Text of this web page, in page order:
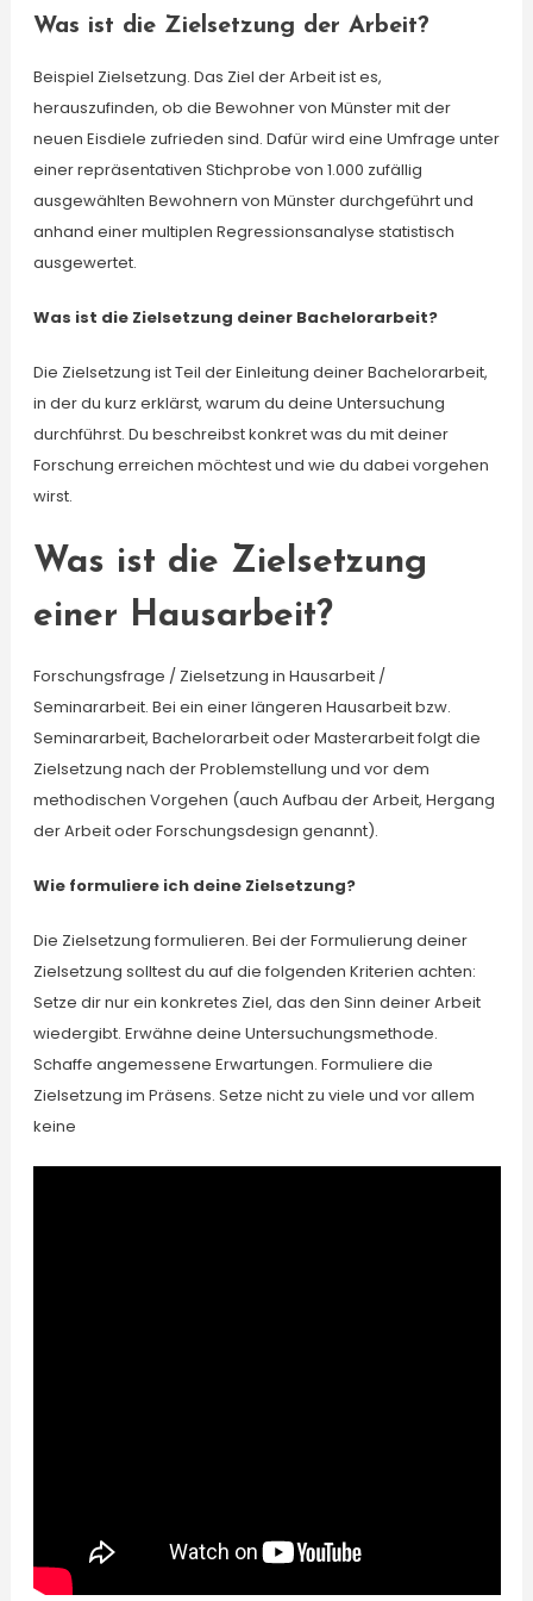
Was ist die Zielsetzung der Arbeit?
Beispiel Zielsetzung. Das Ziel der Arbeit ist es,
herauszufinden, ob die Bewohner von Münster mit der
neuen Eisdiele zufrieden sind. Dafür wird eine Umfrage unter
einer repräsentativen Stichprobe von 1.000 zufällig
ausgewählten Bewohnern von Münster durchgeführt und
anhand einer multiplen Regressionsanalyse statistisch
ausgewertet.
Was ist die Zielsetzung deiner Bachelorarbeit?
Die Zielsetzung ist Teil der Einleitung deiner Bachelorarbeit,
in der du kurz erklärst, warum du deine Untersuchung
durchführst. Du beschreibst konkret was du mit deiner
Forschung erreichen möchtest und wie du dabei vorgehen
wirst.
Was ist die Zielsetzung
einer Hausarbeit?
Forschungsfrage / Zielsetzung in Hausarbeit /
Seminararbeit. Bei ein einer längeren Hausarbeit bzw.
Seminararbeit, Bachelorarbeit oder Masterarbeit folgt die
Zielsetzung nach der Problemstellung und vor dem
methodischen Vorgehen (auch Aufbau der Arbeit, Hergang
der Arbeit oder Forschungsdesign genannt).
Wie formuliere ich deine Zielsetzung?
Die Zielsetzung formulieren. Bei der Formulierung deiner
Zielsetzung solltest du auf die folgenden Kriterien achten:
Setze dir nur ein konkretes Ziel, das den Sinn deiner Arbeit
wiedergibt. Erwähne deine Untersuchungsmethode.
Schaffe angemessene Erwartungen. Formuliere die
Zielsetzung im Präsens. Setze nicht zu viele und vor allem
keine